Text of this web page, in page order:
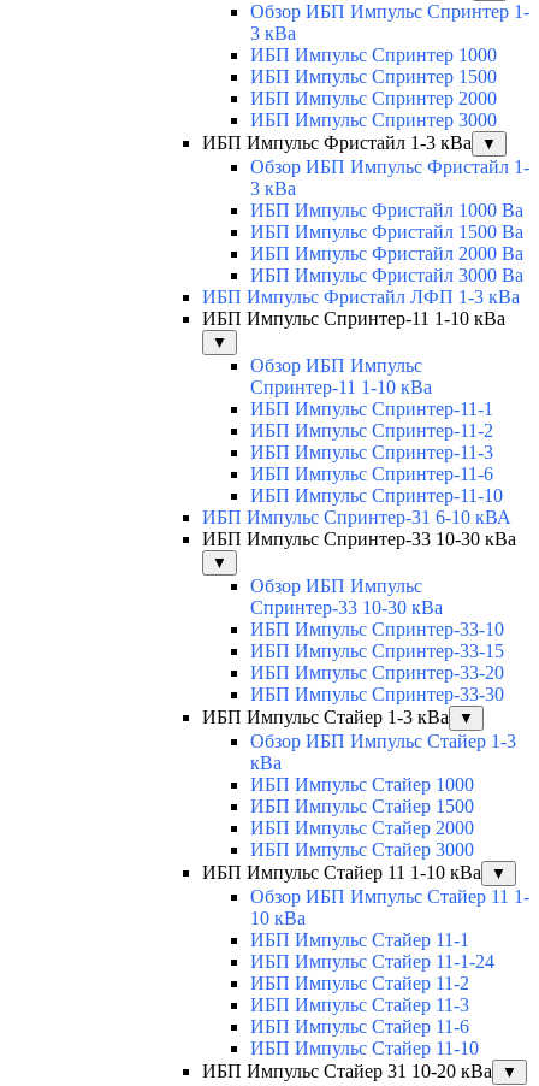
Обзор ИБП Импульс Спринтер 1-
3 кВа
ИБП Импульс Спринтер 1000
ИБП Импульс Спринтер 1500
ИБП Импульс Спринтер 2000
ИБП Импульс Спринтер 3000
ИБП Импульс Фристайл 1-3 кВа
▼
Обзор ИБП Импульс Фристайл 1-
3 кВа
ИБП Импульс Фристайл 1000 Ва
ИБП Импульс Фристайл 1500 Ва
ИБП Импульс Фристайл 2000 Ва
ИБП Импульс Фристайл 3000 Ва
ИБП Импульс Фристайл ЛФП 1-3 кВа
ИБП Импульс Спринтер-11 1-10 кВа
▼
Обзор ИБП Импульс
Спринтер-11 1-10 кВа
ИБП Импульс Спринтер-11-1
ИБП Импульс Спринтер-11-2
ИБП Импульс Спринтер-11-3
ИБП Импульс Спринтер-11-6
ИБП Импульс Спринтер-11-10
ИБП Импульс Спринтер-31 6-10 кВА
ИБП Импульс Спринтер-33 10-30 кВа
▼
Обзор ИБП Импульс
Спринтер-33 10-30 кВа
ИБП Импульс Спринтер-33-10
ИБП Импульс Спринтер-33-15
ИБП Импульс Спринтер-33-20
ИБП Импульс Спринтер-33-30
ИБП Импульс Стайер 1-3 кВа
▼
Обзор ИБП Импульс Стайер 1-3
кВа
ИБП Импульс Стайер 1000
ИБП Импульс Стайер 1500
ИБП Импульс Стайер 2000
ИБП Импульс Стайер 3000
ИБП Импульс Стайер 11 1-10 кВа
▼
Обзор ИБП Импульс Стайер 11 1-
10 кВа
ИБП Импульс Стайер 11-1
ИБП Импульс Стайер 11-1-24
ИБП Импульс Стайер 11-2
ИБП Импульс Стайер 11-3
ИБП Импульс Стайер 11-6
ИБП Импульс Стайер 11-10
ИБП Импульс Стайер 31 10-20 кВа
▼